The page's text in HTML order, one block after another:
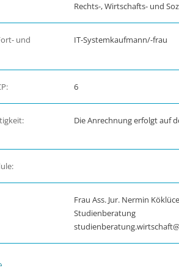
Rechts-, Wirtschafts- und
und
IT-Systemkaufmann/-frau
6
Die Anrechnung erfolgt auf
Frau Ass. Jur. Nermin Köklüce
Studienberatung